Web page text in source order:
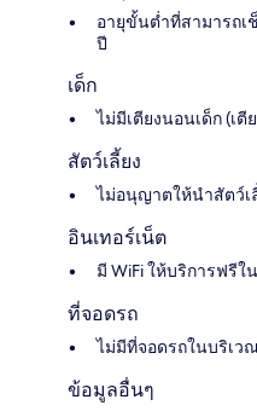
อายุขั้นต่ำที่สามารถเ
ปี
เด็ก
ไม่มีเตียงนอนเด็ก (เตี
สัตว์เลี้ยง
ไม่อนุญาตให้นำสัตว์เ
อินเทอร์เน็ต
มี WiFi ให้บริการฟรี
ที่จอดรถ
ไม่มีที่จอดรถในบริเว
ข้อมูลอื่นๆ